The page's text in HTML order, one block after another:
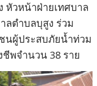
หัวหน้าฝ่ายเทศบาล
ลตำบลบุสูง ร่วม
นผู้ประสบภัยน้ำท่วม
พจำนวน 38 ราย